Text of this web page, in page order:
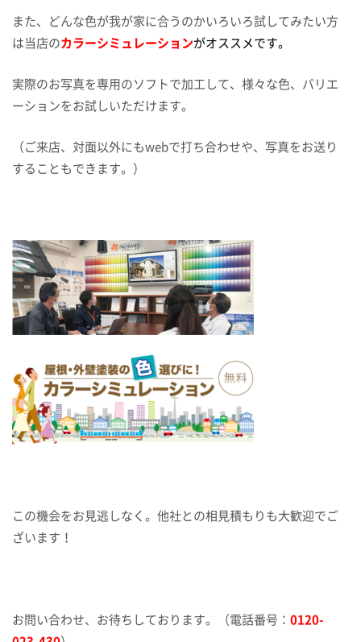
また、どんな色が我が家に合うのかいろいろ試してみたい方
は当店のカラーシミュレーションがオススメです。
実際のお写真を専用のソフトで加工して、様々な色、バリエ
ーションをお試しいただけます。
（ご来店、対面以外にもwebで打ち合わせや、写真をお送り
することもできます。）
この機会をお見逃しなく。他社との相見積もりも大歓迎でご
ざいます！
お問い合わせ、お待ちしております。（電話番号： 0120-